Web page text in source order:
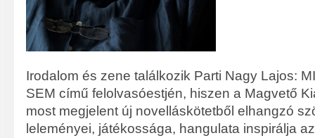
Irodalom és zene találkozik Parti Nagy Lajos:
SEM című felolvasóestjén, hiszen a Magvető
most megjelent új novelláskötetből elhangzó
leleményei, játékossága, hangulata inspirálja